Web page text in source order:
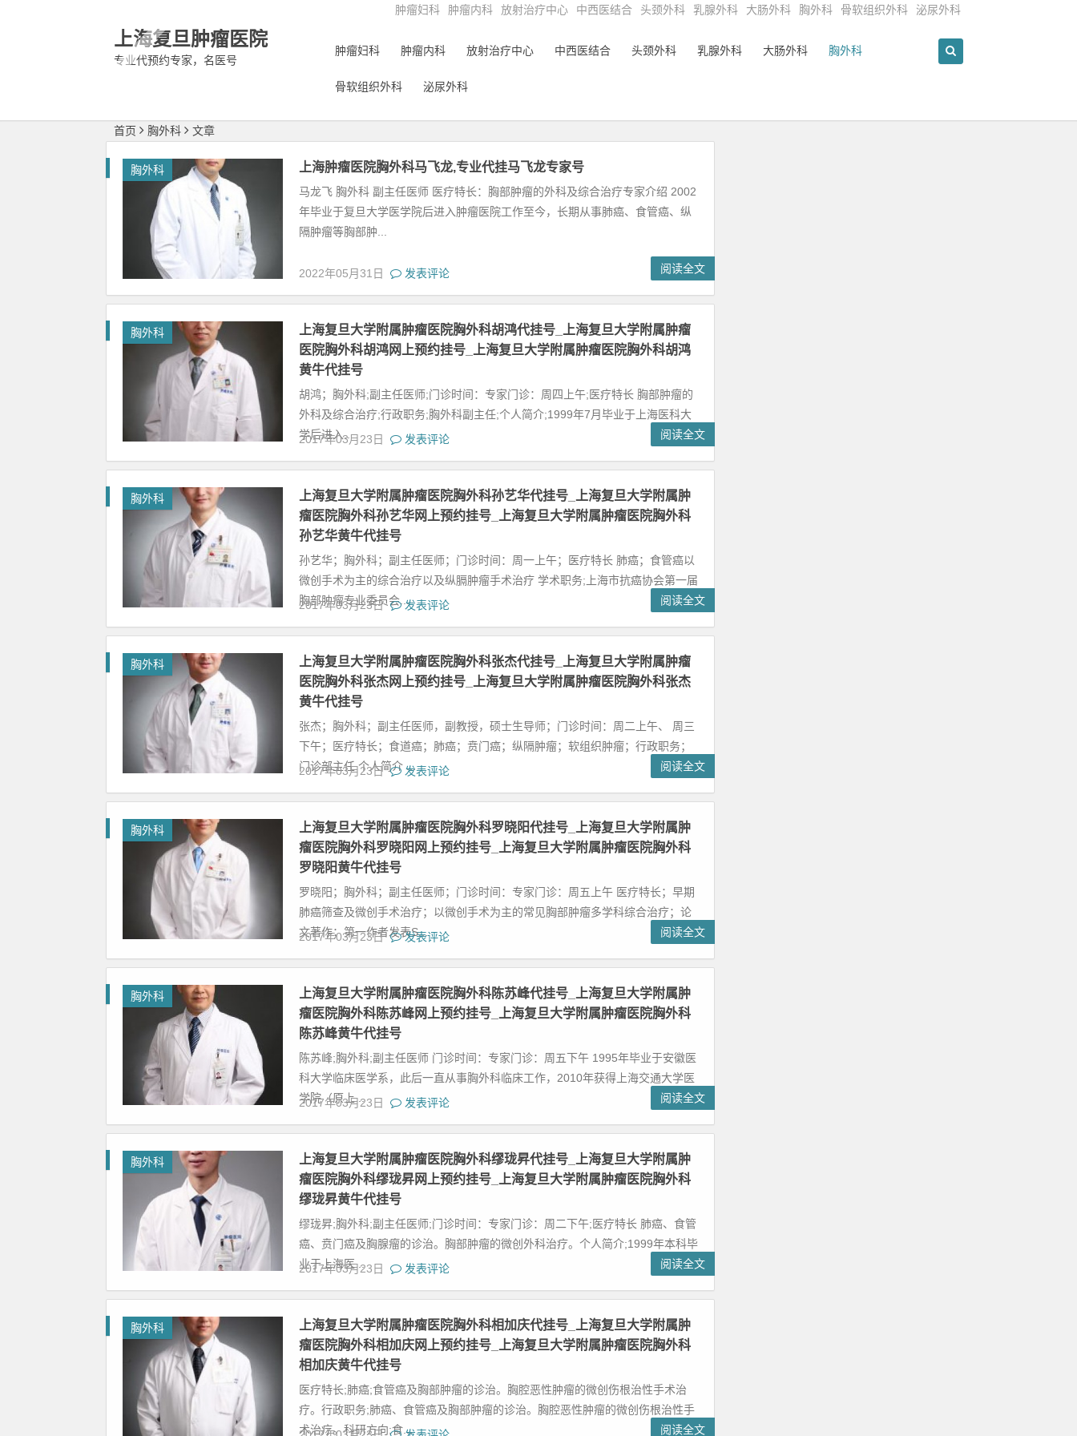
肿瘤妇科 肿瘤内科 放射治疗中心 中西医结合 头颈外科 乳腺外科 大肠外科 胸外科 骨软组织外科 泌尿外科
上海复旦肿瘤医院
专业代预约专家，名医号
肿瘤妇科 肿瘤内科 放射治疗中心 中西医结合 头颈外科 乳腺外科 大肠外科 胸外科
骨软组织外科 泌尿外科
首页 胸外科 文章
胸外科 上海肿瘤医院胸外科马飞龙,专业代挂马飞龙专家号
马龙飞 胸外科 副主任医师 医疗特长：胸部肿瘤的外科及综合治疗专家介绍 2002
年毕业于复旦大学医学院后进入肿瘤医院工作至今，长期从事肺癌、食管癌、纵
隔肿瘤等胸部肿...
2022年05月31日 发表评论 阅读全文
胸外科
上海复旦大学附属肿瘤医院胸外科胡鸿代挂号_上海复旦大学附属肿瘤
医院胸外科胡鸿网上预约挂号_上海复旦大学附属肿瘤医院胸外科胡鸿
黄牛代挂号
胡鸿；胸外科;副主任医师;门诊时间：专家门诊：周四上午;医疗特长 胸部肿瘤的
外科及综合治疗;行政职务;胸外科副主任;个人简介;1999年7月毕业于上海医科大
学后进入...
2017年03月23日 发表评论 阅读全文
胸外科
上海复旦大学附属肿瘤医院胸外科孙艺华代挂号_上海复旦大学附属肿
瘤医院胸外科孙艺华网上预约挂号_上海复旦大学附属肿瘤医院胸外科
孙艺华黄牛代挂号
孙艺华；胸外科；副主任医师；门诊时间：周一上午；医疗特长 肺癌；食管癌以
微创手术为主的综合治疗以及纵膈肿瘤手术治疗 学术职务;上海市抗癌协会第一届
胸部肿瘤专业委员会...
2017年03月23日 发表评论 阅读全文
胸外科
上海复旦大学附属肿瘤医院胸外科张杰代挂号_上海复旦大学附属肿瘤
医院胸外科张杰网上预约挂号_上海复旦大学附属肿瘤医院胸外科张杰
黄牛代挂号
张杰；胸外科；副主任医师，副教授，硕士生导师；门诊时间：周二上午、 周三
下午；医疗特长；食道癌；肺癌；贲门癌；纵隔肿瘤；软组织肿瘤；行政职务；
门诊部主任 个人简介 ...
2017年03月23日 发表评论 阅读全文
胸外科
上海复旦大学附属肿瘤医院胸外科罗晓阳代挂号_上海复旦大学附属肿
瘤医院胸外科罗晓阳网上预约挂号_上海复旦大学附属肿瘤医院胸外科
罗晓阳黄牛代挂号
罗晓阳；胸外科；副主任医师；门诊时间：专家门诊：周五上午 医疗特长；早期
肺癌筛查及微创手术治疗；以微创手术为主的常见胸部肿瘤多学科综合治疗；论
文著作；第一作者发表S...
2017年03月23日 发表评论 阅读全文
胸外科
上海复旦大学附属肿瘤医院胸外科陈苏峰代挂号_上海复旦大学附属肿
瘤医院胸外科陈苏峰网上预约挂号_上海复旦大学附属肿瘤医院胸外科
陈苏峰黄牛代挂号
陈苏峰;胸外科;副主任医师 门诊时间：专家门诊：周五下午 1995年毕业于安徽医
科大学临床医学系，此后一直从事胸外科临床工作，2010年获得上海交通大学医
学院（原上...
2017年03月23日 发表评论 阅读全文
胸外科
上海复旦大学附属肿瘤医院胸外科缪珑昇代挂号_上海复旦大学附属肿
瘤医院胸外科缪珑昇网上预约挂号_上海复旦大学附属肿瘤医院胸外科
缪珑昇黄牛代挂号
缪珑昇;胸外科;副主任医师;门诊时间：专家门诊：周二下午;医疗特长 肺癌、食管
癌、贲门癌及胸腺瘤的诊治。胸部肿瘤的微创外科治疗。个人简介;1999年本科毕
业于上海医...
2017年03月23日 发表评论 阅读全文
胸外科
上海复旦大学附属肿瘤医院胸外科相加庆代挂号_上海复旦大学附属肿
瘤医院胸外科相加庆网上预约挂号_上海复旦大学附属肿瘤医院胸外科
相加庆黄牛代挂号
医疗特长;肺癌;食管癌及胸部肿瘤的诊治。胸腔恶性肿瘤的微创伤根治性手术治
疗。行政职务;肺癌、食管癌及胸部肿瘤的诊治。胸腔恶性肿瘤的微创伤根治性手
术治疗。科研方向;食...
阅读全文